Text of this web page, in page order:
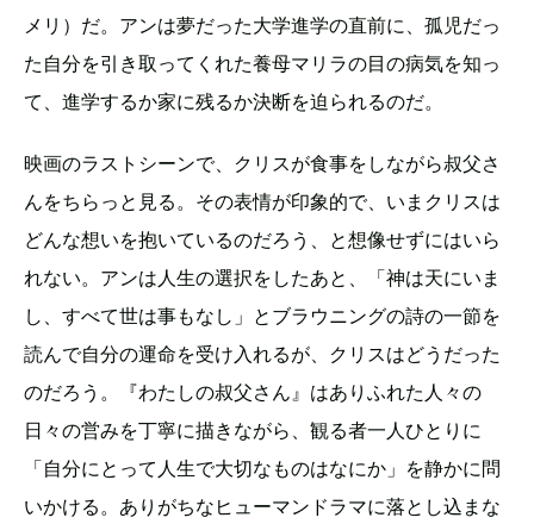
メリ）だ。アンは夢だった大学進学の直前に、孤児だっ
た自分を引き取ってくれた養母マリラの目の病気を知っ
て、進学するか家に残るか決断を迫られるのだ。
映画のラストシーンで、クリスが食事をしながら叔父さ
んをちらっと見る。その表情が印象的で、いまクリスは
どんな想いを抱いているのだろう、と想像せずにはいら
れない。アンは人生の選択をしたあと、「神は天にいま
し、すべて世は事もなし」とブラウニングの詩の一節を
読んで自分の運命を受け入れるが、クリスはどうだった
のだろう。『わたしの叔父さん』はありふれた人々の
日々の営みを丁寧に描きながら、観る者一人ひとりに
「自分にとって人生で大切なものはなにか」を静かに問
いかける。ありがちなヒューマンドラマに落とし込まな